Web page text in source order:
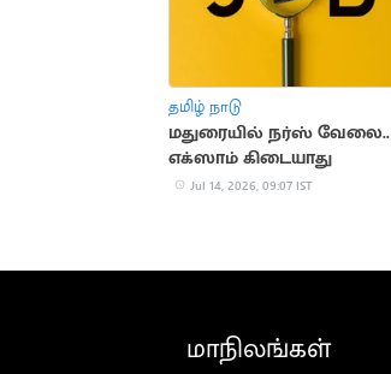
தமிழ் நாடு
மதுரையில் நர்ஸ் வேலை..
எக்ஸாம் கிடையாது
Jul 14, 2026, 09:07 IST
மாநிலங்கள்